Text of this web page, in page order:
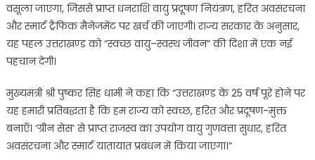
वसूला जाएगा, जिससे प्राप्त धनराशि वायु प्रदूषण नियंत्रण, हरित अवसंरचना
और स्मार्ट ट्रैफिक मैनेजमेंट पर खर्च की जाएगी। राज्य सरकार के अनुसार,
यह पहल उत्तराखण्ड को “स्वच्छ वायु–स्वस्थ जीवन” की दिशा में एक नई
पहचान देगी।
मुख्यमंत्री श्री पुष्कर सिंह धामी ने कहा कि “उत्तराखण्ड के 25 वर्ष पूरे होने पर
यह हमारी प्रतिबद्धता है कि हम राज्य को स्वच्छ, हरित और प्रदूषण-मुक्त
बनाएँ। ‘ग्रीन सेस’ से प्राप्त राजस्व का उपयोग वायु गुणवत्ता सुधार, हरित
अवसंरचना और स्मार्ट यातायात प्रबंधन में किया जाएगा।”